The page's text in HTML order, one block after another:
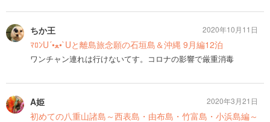
ちか王
ﾏﾛﾝU´•ﻌ•`Uと離島旅念願の石垣島＆沖縄 9月編12泊
ワンチャン連れは行けないてす。コロナの影響で厳重消毒
2020年10月11日
A姫
初めての八重山諸島～西表島・由布島・竹富島・小浜島編～
2020年3月21日